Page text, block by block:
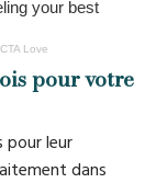
pour votre
pour leur
dans